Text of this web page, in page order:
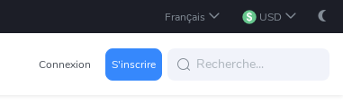
Français USD
Connexion S'inscrire